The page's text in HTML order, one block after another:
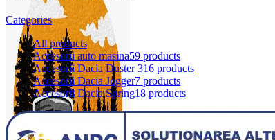
Categories
Allproducts
Accesorii auto masina59 products
Accesorii Dacia Duster 316 products
Accesorii Dacia Jogger7 products
Accesorii Dacia Spring18 products